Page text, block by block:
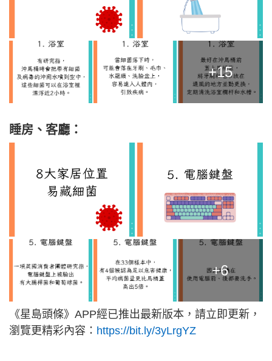
+15
睡房、客廳：
+6
《星島頭條》APP經已推出最新版本，請立即更新，
瀏覽更精彩內容： https://bit.ly/3yLrgYZ